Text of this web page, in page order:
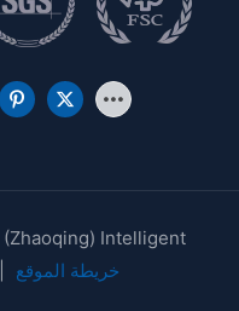
خريطة الموقع